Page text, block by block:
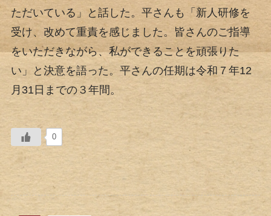
ただいている」と話した。平さんも「新人研修を
受け、改めて重責を感じました。皆さんのご指導
をいただきながら、私ができることを頑張りた
い」と決意を語った。平さんの任期は令和７年12
月31日までの３年間。
0